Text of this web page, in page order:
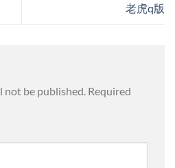
老虎q版
not be published. Required